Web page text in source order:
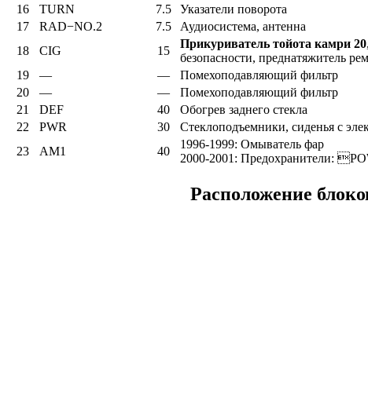
16
TURN 7.5
Указатели поворота
17
RAD−NO.2 7.5
Аудиосистема, антенна
18
CIG 15
Прикуриватель тойота камри 20
безопасности, преднатяжитель
19
— —
Помехоподавляющий фильтр
20
— —
Помехоподавляющий фильтр
21
DEF 40
Обогрев заднего стекла
22
PWR 30
Стеклоподъемники, сиденья с
23
AM1 40
1996-1999: Омыватель фар
2000-2001: Предохранители:
Расположение